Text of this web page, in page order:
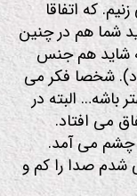
که اتفاقا
شما هم در چنین
شاید هم جنس
شخصا فکر می
باشه… البته در
می افتاد.
چشم می آمد.
شدم صدا را کم و